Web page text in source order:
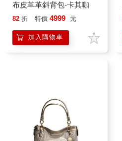
布皮革革斜背包-卡其咖
82 折 特價 4999 元
加入購物車